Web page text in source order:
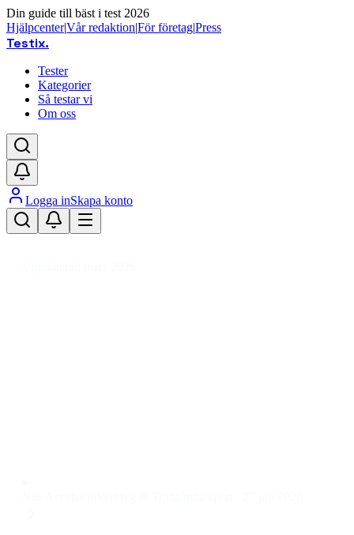
Din guide till bäst i test 2026
Hjälpcenter|Vår redaktion|För företag|Press
Testix.
Tester
Kategorier
Så testar vi
Om oss
Logga inSkapa konto